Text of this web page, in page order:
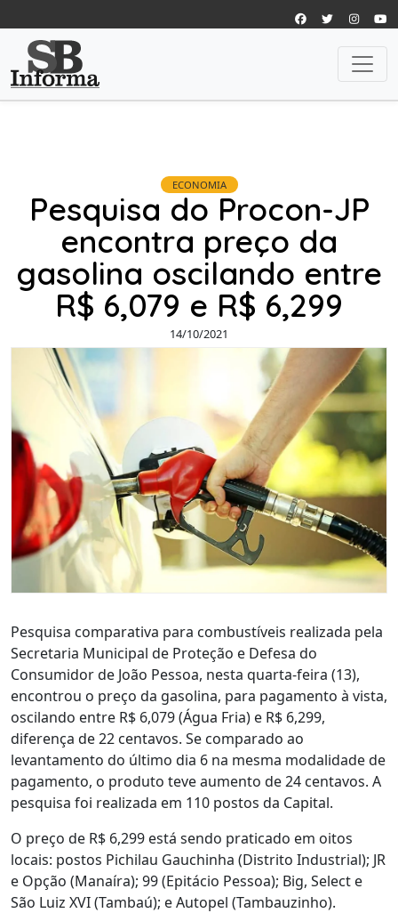
ECONOMIA
Pesquisa do Procon-JP
encontra preço da
gasolina oscilando entre
R$ 6,079 e R$ 6,299
14/10/2021
Pesquisa comparativa para combustíveis realizada pela
Secretaria Municipal de Proteção e Defesa do
Consumidor de João Pessoa, nesta quarta-feira (13),
encontrou o preço da gasolina, para pagamento à vista,
oscilando entre R$ 6,079 (Água Fria) e R$ 6,299,
diferença de 22 centavos. Se comparado ao
levantamento do último dia 6 na mesma modalidade de
pagamento, o produto teve aumento de 24 centavos. A
pesquisa foi realizada em 110 postos da Capital.
O preço de R$ 6,299 está sendo praticado em oitos
locais: postos Pichilau Gauchinha (Distrito Industrial); JR
e Opção (Manaíra); 99 (Epitácio Pessoa); Big, Select e
São Luiz XVI (Tambaú); e Autopel (Tambauzinho).